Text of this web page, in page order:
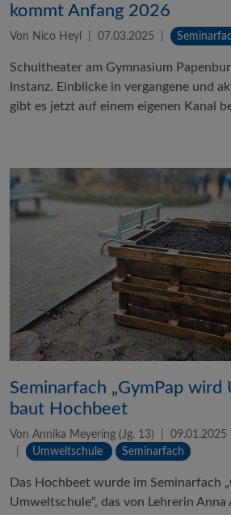
kommt Anfang 2026
Von Nico Heyl 07.03.2025
Schultheater am Gymnasium
Instanz. Einblicke in vergangene und
gibt es jetzt auf einem eigenen Kanal
Seminarfach „GymPap wird
baut Hochbeet
Von Annika Meyering (Jg. 13)
09.01.2025
Umweltschule
Seminarfach
Das Hochbeet wurde im Seminarfach
Umweltschule“, das von Lehrerin